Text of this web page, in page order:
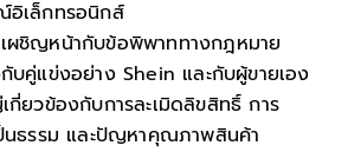
เล็กทรอนิกส์
ผชิญหน้ากับข้อพิพาททางกฎหมาย
บคู่แข่งอย่าง Shein และกับผู้ขายเอง
กี่ยวข้องกับการละเมิดลิขสิทธิ์ การ
นธรรม และปัญหาคุณภาพสินค้า